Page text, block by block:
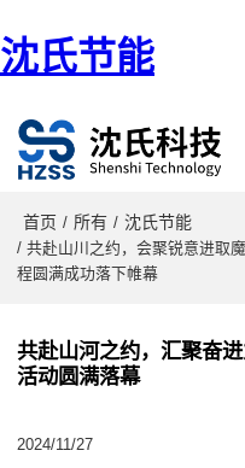
沈氏节能
首页 / 所有 / 沈氏节能
/ 共赴山川之约，会聚锐意进取
程圆满成功落下帷幕
共赴山河之约，汇聚奋
活动圆满落幕
2024/11/27